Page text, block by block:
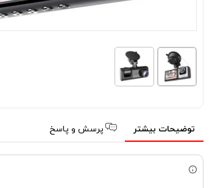
توضیحات بیشتر پرسش و پاسخ